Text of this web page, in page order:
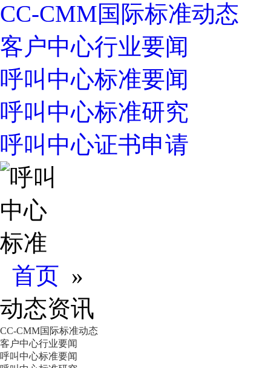
CC-CMM国际标准动态
客户中心行业要闻
呼叫中心标准要闻
呼叫中心标准研究
呼叫中心证书申请
首页 »
动态资讯
CC-CMM国际标准动态
客户中心行业要闻
呼叫中心标准要闻